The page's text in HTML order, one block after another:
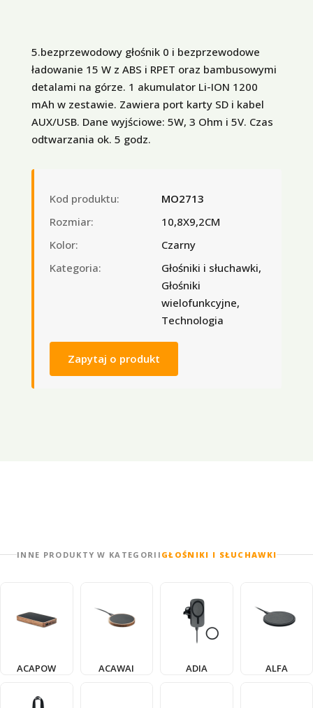
5.bezprzewodowy głośnik 0 i bezprzewodowe
ładowanie 15 W z ABS i RPET oraz bambusowymi
detalami na górze. 1 akumulator Li-ION 1200
mAh w zestawie. Zawiera port karty SD i kabel
AUX/USB. Dane wyjściowe: 5W, 3 Ohm i 5V. Czas
odtwarzania ok. 5 godz.
Kod produktu:
MO2713
Rozmiar:
10,8X9,2CM
Kolor:
Czarny
Kategoria:
Głośniki i słuchawki,
Głośniki
wielofunkcyjne,
Technologia
Zapytaj o produkt
INNE PRODUKTY W KATEGORII GŁOŚNIKI I SŁUCHAWKI
ACAPOW ACAWAI ADIA ALFA